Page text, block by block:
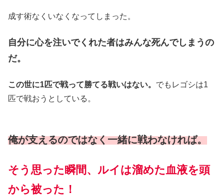
成す術なくいなくなってしまった。
自分に心を注いでくれた者はみんな死んでしまうの
だ。
この世に1匹で戦って勝てる戦いはない。 でもレゴシは1
匹で戦おうとしている。
俺が支えるのではなく一緒に戦わなければ。
そう思った瞬間、ルイは溜めた血液を頭
から被った！